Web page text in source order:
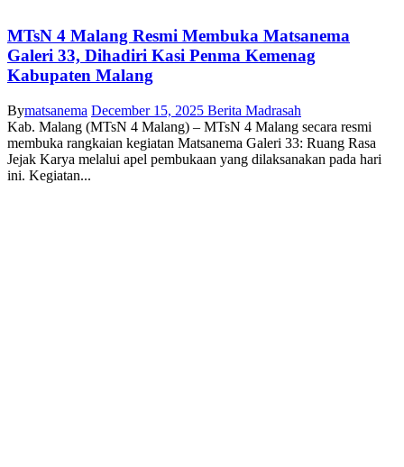
MTsN 4 Malang Resmi Membuka Matsanema
Galeri 33, Dihadiri Kasi Penma Kemenag
Kabupaten Malang
Bymatsanema December 15, 2025 Berita Madrasah
Kab. Malang (MTsN 4 Malang) – MTsN 4 Malang secara resmi
membuka rangkaian kegiatan Matsanema Galeri 33: Ruang Rasa
Jejak Karya melalui apel pembukaan yang dilaksanakan pada hari
ini. Kegiatan...